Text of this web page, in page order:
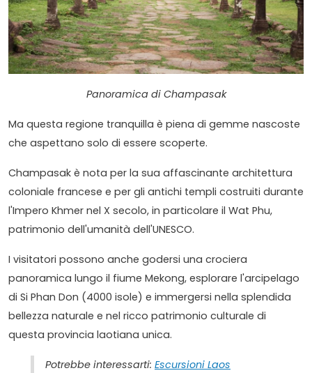
Panoramica di Champasak
Ma questa regione tranquilla è piena di gemme nascoste
che aspettano solo di essere scoperte.
Champasak è nota per la sua affascinante architettura
coloniale francese e per gli antichi templi costruiti durante
l'Impero Khmer nel X secolo, in particolare il Wat Phu,
patrimonio dell'umanità dell'UNESCO.
I visitatori possono anche godersi una crociera
panoramica lungo il fiume Mekong, esplorare l'arcipelago
di Si Phan Don (4000 isole) e immergersi nella splendida
bellezza naturale e nel ricco patrimonio culturale di
questa provincia laotiana unica.
Potrebbe interessarti: Escursioni Laos